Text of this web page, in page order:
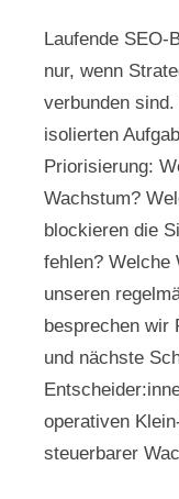
Laufende SEO-
nur, wenn
verbunden
isolierten
Priorisierung:
Wachstum?
blockieren die
fehlen? Welche
unseren
besprechen wir
und nächste
operativen
steuerbarer